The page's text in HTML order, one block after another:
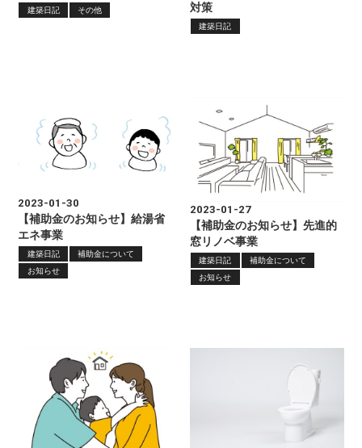
建築日記 その他
対策
建築日記
2023-01-30
【補助金のお知らせ】給湯省
エネ事業
建築日記
補助金について
お知らせ
2023-01-27
【補助金のお知らせ】先進的
窓リノベ事業
建築日記
補助金について
お知らせ